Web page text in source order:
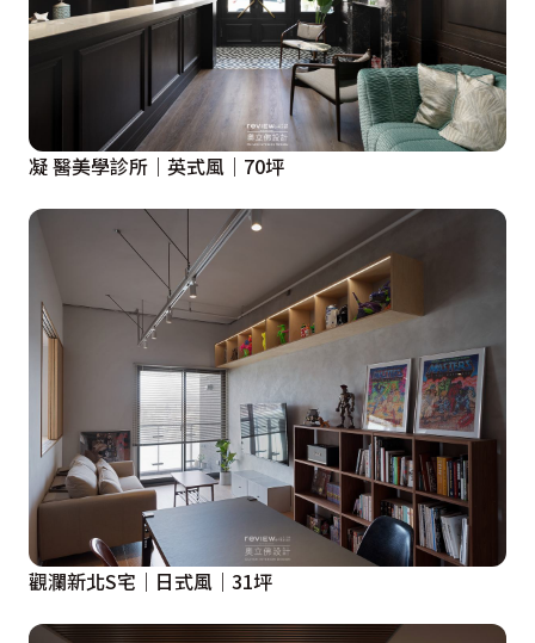
凝 醫美學診所｜英式風｜70坪
觀瀾新北S宅｜日式風｜31坪